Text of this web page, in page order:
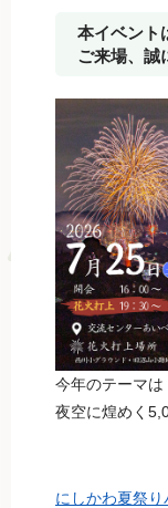
本イベント
ご来場、誠
今年のテーマは
夜空に煌めく
にしかわ夏祭り